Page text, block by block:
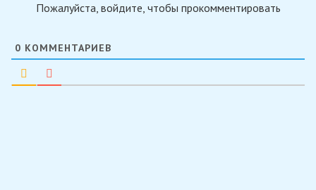
Пожалуйста, войдите, чтобы прокомментировать
0 КОММЕНТАРИЕВ